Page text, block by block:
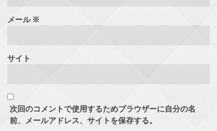
メール ※
サイト
次回のコメントで使用するためブラウザーに自分の名
前、メールアドレス、サイトを保存する。